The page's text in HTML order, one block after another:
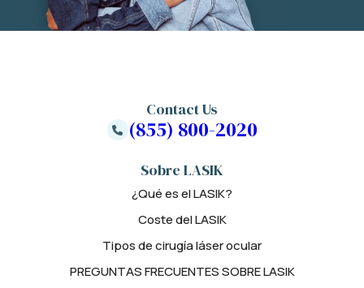
Sobre LASIK
¿Qué es el LASIK?
Coste del LASIK
Tipos de cirugía láser ocular
PREGUNTAS FRECUENTES SOBRE LASIK
Contact Us
(855) 800-2020